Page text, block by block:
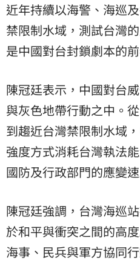
近年持續以海警、海巡
禁限制水域，測試台灣
是中國對台封鎖劇本的前
陳冠廷表示，中國對台
與灰色地帶行動之中。
到趨近台灣禁限制水域
強度方式消耗台灣執法
國防及行政部門的應變速
陳冠廷強調，台灣海巡
於和平與衝突之間的高
海事、民兵與軍方協同